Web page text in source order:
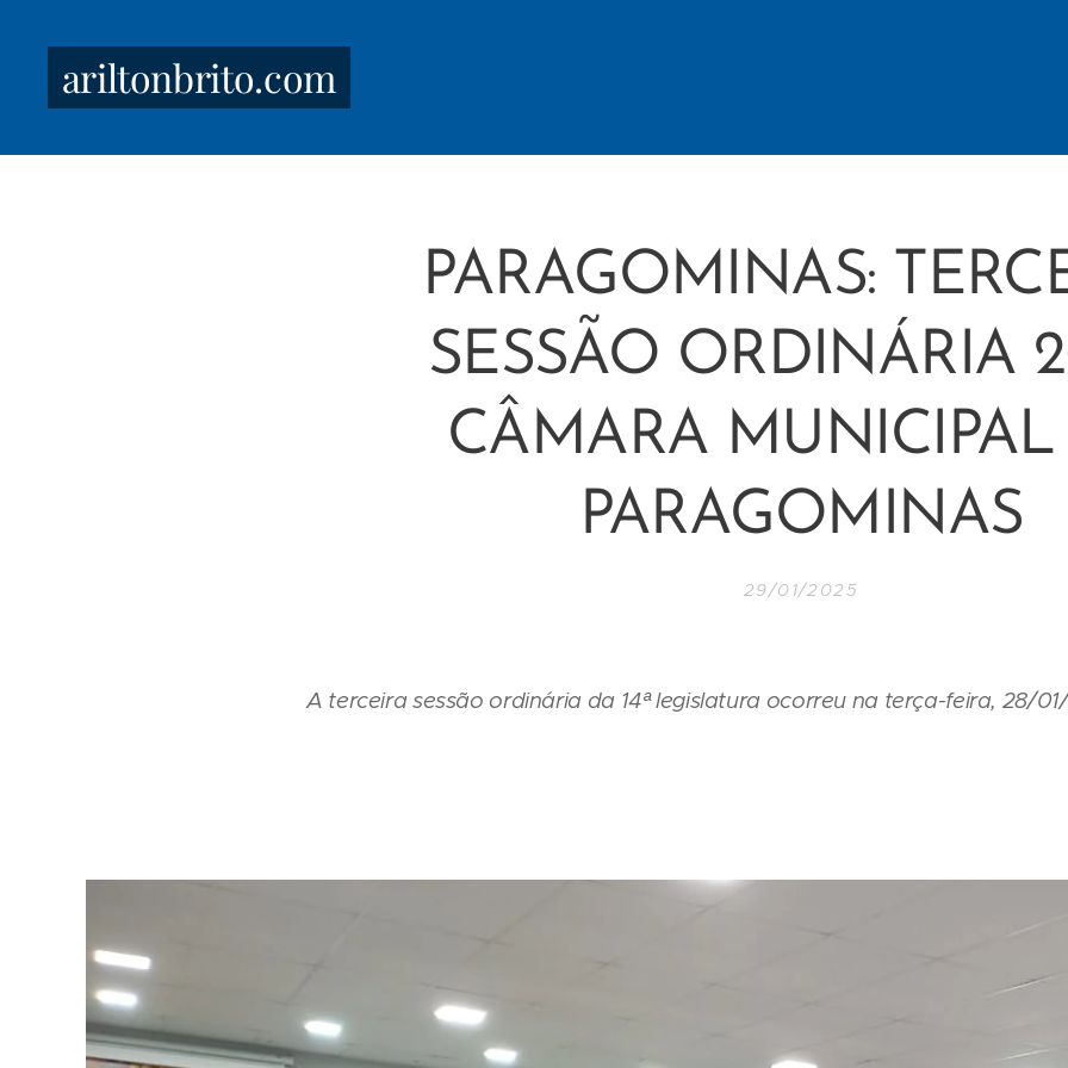
ariltonbrito.com
PARAGOMINAS:
SESSÃO ORDINÁRIA
CÂMARA
PARAGOMINAS
29/01/2025
A terceira sessão ordinária da 14ª legislatura ocorreu na terça-feira, 28/